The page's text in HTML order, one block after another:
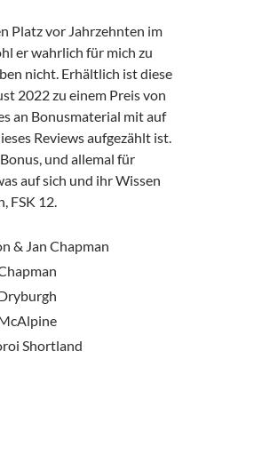
Platz vor Jahrzehnten im
er wahrlich für mich zu
nicht. Erhältlich ist diese
2022 zu einem Preis von
an Bonusmaterial mit auf
Reviews aufgezählt ist.
und allemal für
auf sich und ihr Wissen
FSK 12.
& Jan Chapman
Shortland